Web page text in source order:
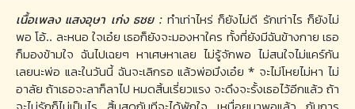
เนื้อเพลง แสงอุษา เก่ง ธชย : ทำเท่าไหร่ ก็ยังไม่ดี รักเท่าไร ก็ยังไม่
พอ โอ้.. ละหนอ ใจเอ๋ย เธอก็ยังจะมองหาใคร ทั้งที่ยังมีฉันข้างกาย เธอ
ก็มองข้ามใจ ฉันไปเฉยๆ หาเศษหาเลย ไม่รู้จักพอ ไม่สนใจไม่แคร์กัน
เลยนะพ่อ และในวันนี้ ฉันจะเลิกรอ แล้วพ่อมึงเอ๋ย * จะไม่โหยไม่หา ไม่
อาลัย ถ้าเธอจะลาก็ลาไป หมดสิ้นเรี่ยวแรง จะดึงจะรั้งเธอไว้อีกแล้ว ถ้า